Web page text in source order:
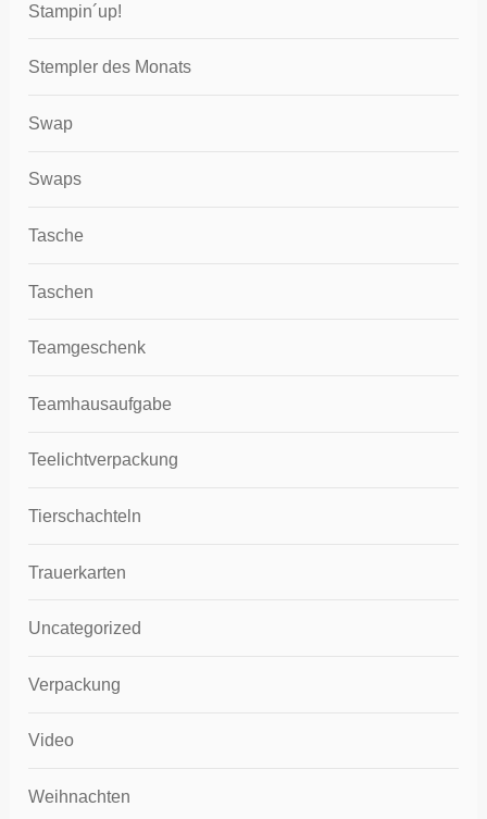
Stampin´up!
Stempler des Monats
Swap
Swaps
Tasche
Taschen
Teamgeschenk
Teamhausaufgabe
Teelichtverpackung
Tierschachteln
Trauerkarten
Uncategorized
Verpackung
Video
Weihnachten